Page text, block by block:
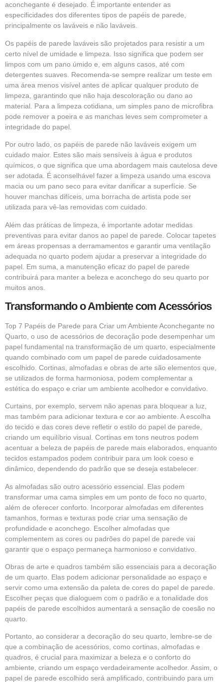
aconchegante é desejado. É importante entender as
especificidades dos diferentes tipos de papéis de parede,
principalmente os laváveis e não laváveis.
Os papéis de parede laváveis são projetados para resistir a um
certo nível de umidade e limpeza. Isso significa que podem ser
limpos com um pano úmido e, em alguns casos, até com
detergentes suaves. Recomenda-se sempre realizar um teste em
uma área menos visível antes de aplicar qualquer produto de
limpeza, garantindo que não haja descoloração ou dano ao
material. Para a limpeza cotidiana, um simples pano de microfibra
pode remover a poeira e as manchas leves sem comprometer a
integridade do papel.
Por outro lado, os papéis de parede não laváveis exigem um
cuidado maior. Estes são mais sensíveis à água e produtos
químicos, o que significa que uma abordagem mais cautelosa deve
ser adotada. É aconselhável fazer a limpeza usando uma escova
macia ou um pano seco para evitar danificar a superfície. Se
houver manchas difíceis, uma borracha de artista pode ser
utilizada para vê-las removidas com cuidado.
Além das práticas de limpeza, é importante adotar medidas
preventivas para evitar danos ao papel de parede. Colocar tapetes
em áreas propensas a derramamentos e garantir uma ventilação
adequada no quarto podem ajudar a preservar a integridade do
papel. Em suma, a manutenção eficaz do papel de parede
contribuirá para manter a beleza e aconchego do seu quarto por
muitos anos.
Transformando o Ambiente com Acessórios
Top 7 Papéis de Parede para Criar um Ambiente Aconchegante no
Quarto, o uso de acessórios de decoração pode desempenhar um
papel fundamental na transformação de um quarto, especialmente
quando combinado com um papel de parede cuidadosamente
escolhido. Cortinas, almofadas e obras de arte são elementos que,
se utilizados de forma harmoniosa, podem complementar a
estética do espaço e criar um ambiente acolhedor e convidativo.
Curtains, por exemplo, servem não apenas para bloquear a luz,
mas também para adicionar textura e cor ao ambiente. A escolha
do tecido e das cores deve refletir o estilo do papel de parede,
criando um equilíbrio visual. Cortinas em tons neutros podem
acentuar a beleza de papéis de parede mais elaborados, enquanto
tecidos estampados podem contribuir para um look coeso e
dinâmico, dependendo do padrão que se deseja estabelecer.
As almofadas são outro acessório essencial. Elas podem
transformar uma cama simples em um ponto de foco no quarto,
além de oferecer conforto. Incorporar almofadas em diferentes
tamanhos, formas e texturas pode criar uma sensação de
profundidade e aconchego. Escolher almofadas que
complementem as cores ou padrões do papel de parede vai
garantir que o espaço permaneça harmonioso e convidativo.
Obras de arte e quadros também são essenciais para a decoração
de um quarto. Elas podem adicionar personalidade ao espaço e
servir como uma extensão da paleta de cores do papel de parede.
Escolher peças que dialoguem com o padrão e a tonalidade dos
papéis de parede escolhidos aumentará a sensação de coesão no
quarto.
Portanto, ao considerar a decoração do seu quarto, lembre-se de
que a combinação de acessórios, como cortinas, almofadas e
quadros, é crucial para maximizar a beleza e o conforto do
ambiente, criando um espaço verdadeiramente acolhedor. Assim, o
papel de parede escolhido será amplificado, contribuindo para um